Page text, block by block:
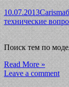
10.07.2013Carisma
технические
Поиск тем по
Read More »
Leave a comment